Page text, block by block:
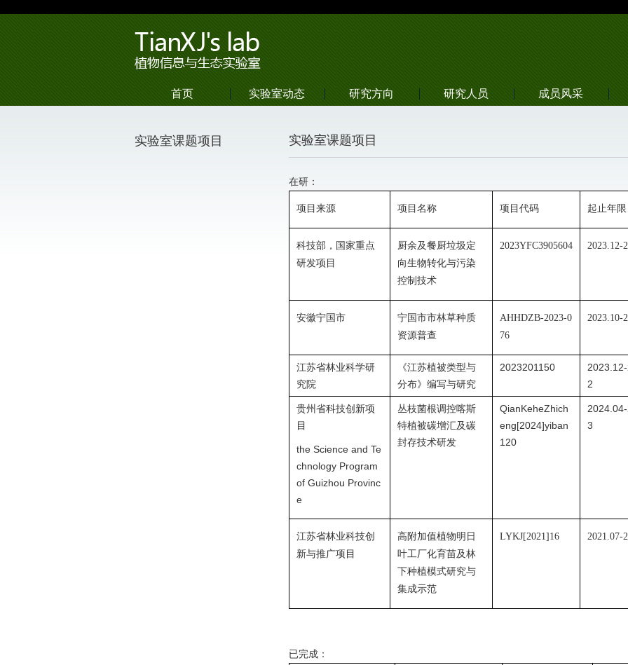
首页 实验室动态 研究方向 研究人员 成员风采
实验室课题项目 实验室课题项目
在研：
项目来源 项目名称 项目代码 起止年限
科技部，国家重点
研发项目
厨余及餐厨垃圾定
向生物转化与污染
控制技术
2023YFC3905604 2023.12-
安徽宁国市
宁国市市林草种质
资源普查
AHHDZB-2023-0
76
2023.10-
江苏省林业科学研
究院
《江苏植被类型与
分布》编写与研究
2023201150
2
贵州省科技创新项
目
the Science and Te
chnology Program
of Guizhou Provinc
e
丛枝菌根调控喀斯
特植被碳增汇及碳
封存技术研发
QianKeheZhich
eng[2024]yiban
120
3
江苏省林业科技创
新与推广项目
高附加值植物明日
叶工厂化育苗及林
下种植模式研究与
集成示范
LYKJ[2021]16 2021.07-
已完成：